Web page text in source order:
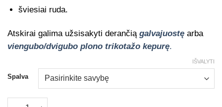
šviesiai ruda.
Atskirai galima užsisakyti derančią galvajuostę arba
viengubo/dvigubo plono trikotažo kepurę.
Spalva
IŠVALYTI
produkto kiekis: KAKLASKARĖ PASTELINĖS spalvos